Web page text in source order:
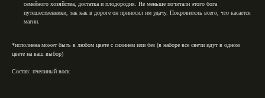
семейного хозяйства, достатка и плодородия. Не меньше почитали этого бога
путешественники, так как в дороге он приносил им удачу. Покровитель всего, что касается
магии.⁣⁣
*исполнена может быть в любом цвете с сиянием или без (в наборе все свечи идут в одном
цвете на ваш выбор)
Состав: пчелиный воск